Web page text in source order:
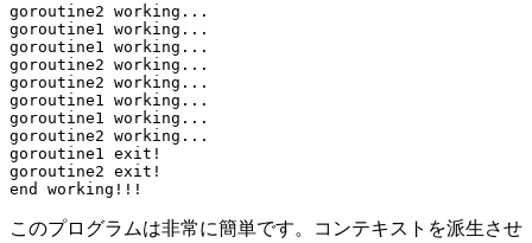
goroutine2 working...
goroutine1 working...
goroutine1 working...
goroutine2 working...
goroutine2 working...
goroutine1 working...
goroutine1 working...
goroutine2 working...
goroutine1 exit!
goroutine2 exit!
このプログラムは非常に簡単です。コンテキストを派生させ